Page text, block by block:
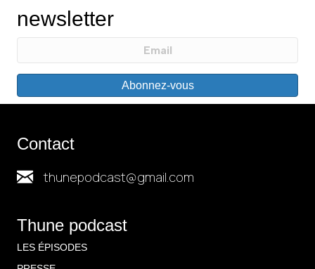
newsletter
Abonnez-vous
Contact
thunepodcast@gmail.com
Thune podcast
LES ÉPISODES